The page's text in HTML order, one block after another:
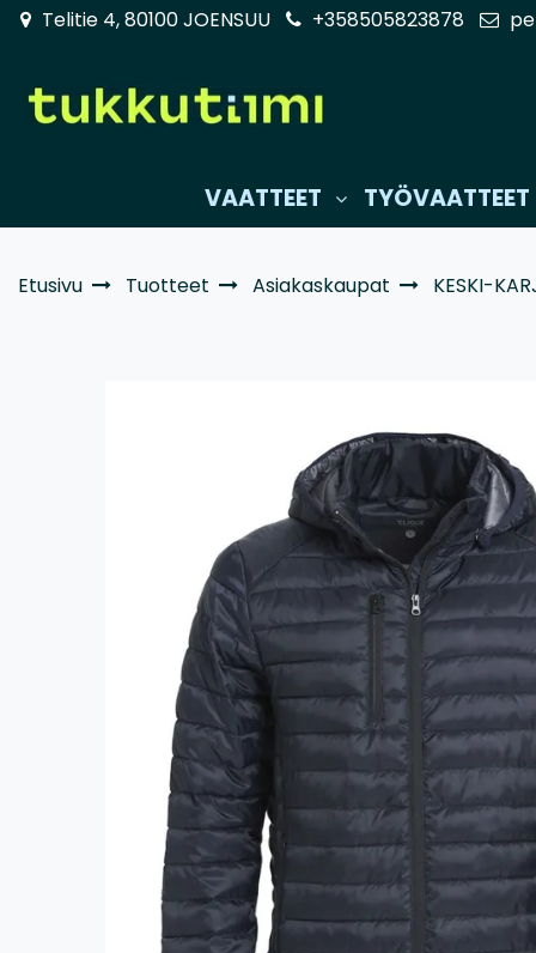
Siirry pääsisältöön
Telitie 4, 80100 JOENSUU +358505823878
VAATTEET TYÖVAATTEET
Etusivu Tuotteet Asiakaskaupat KESKI-